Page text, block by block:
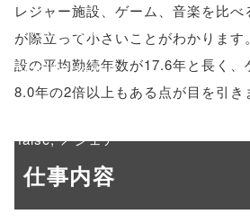
toolbar=no,
scrollbars=yes'
); return
false;"> シェア
レジャー施設、ゲーム、音楽を比
が際立って小さいことがわかりま
設の平均勤続年数が17.6年と長く、
8.0年の2倍以上もある点が目を引き
仕事内容